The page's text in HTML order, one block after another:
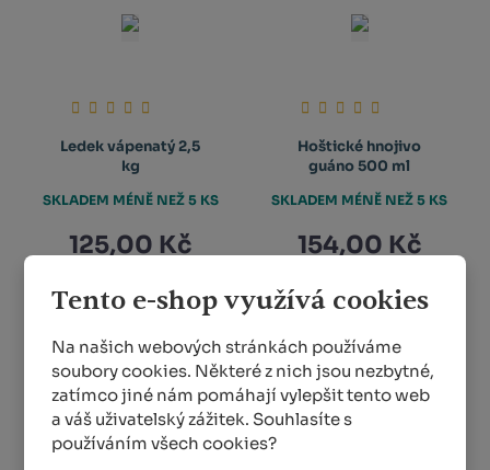
Tento e-shop využívá cookies
Na našich webových stránkách používáme
soubory cookies. Některé z nich jsou nezbytné,
zatímco jiné nám pomáhají vylepšit tento web
a váš uživatelský zážitek. Souhlasíte s
používáním všech cookies?
Ledek vápenatý 2,5
kg
125,00 Kč
KOUPIT
SKLADEM MÉNĚ NEŽ 5 KS
Hoštické hnojivo
guáno 500 ml
154,00 Kč
KOUPIT
SKLADEM MÉNĚ NEŽ 5 KS
1 2 3 4 5